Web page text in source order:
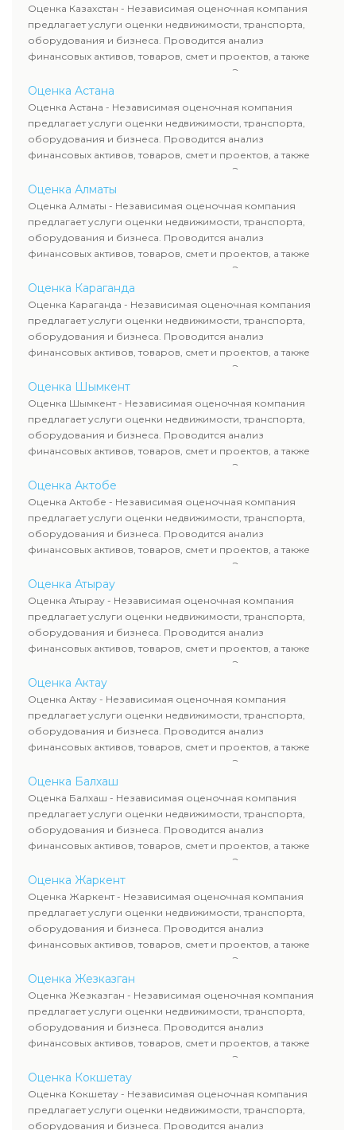
Оценка Казахстан - Независимая оценочная компания
предлагает услуги оценки недвижимости, транспорта,
оборудования и бизнеса. Проводится анализ
финансовых активов, товаров, смет и проектов, а также
оценка животных и недропользования. Эксперты
определяют рыночную стоимость имущества и
рассчитывают ущерб. Все отчеты соответствуют
требованиям законодательства и используются для
сделок, кредитования и судебных процессов.
Оценка Астана
Оценка Астана - Независимая оценочная компания
предлагает услуги оценки недвижимости, транспорта,
оборудования и бизнеса. Проводится анализ
финансовых активов, товаров, смет и проектов, а также
оценка животных и недропользования. Эксперты
определяют рыночную стоимость имущества и
рассчитывают ущерб. Все отчеты соответствуют
требованиям законодательства и используются для
сделок, кредитования и судебных процессов.
Оценка Алматы
Оценка Алматы - Независимая оценочная компания
предлагает услуги оценки недвижимости, транспорта,
оборудования и бизнеса. Проводится анализ
финансовых активов, товаров, смет и проектов, а также
оценка животных и недропользования. Эксперты
определяют рыночную стоимость имущества и
рассчитывают ущерб. Все отчеты соответствуют
требованиям законодательства и используются для
сделок, кредитования и судебных процессов.
Оценка Караганда
Оценка Караганда - Независимая оценочная компания
предлагает услуги оценки недвижимости, транспорта,
оборудования и бизнеса. Проводится анализ
финансовых активов, товаров, смет и проектов, а также
оценка животных и недропользования. Эксперты
определяют рыночную стоимость имущества и
рассчитывают ущерб. Все отчеты соответствуют
требованиям законодательства и используются для
сделок, кредитования и судебных процессов.
Оценка Шымкент
Оценка Шымкент - Независимая оценочная компания
предлагает услуги оценки недвижимости, транспорта,
оборудования и бизнеса. Проводится анализ
финансовых активов, товаров, смет и проектов, а также
оценка животных и недропользования. Эксперты
определяют рыночную стоимость имущества и
рассчитывают ущерб. Все отчеты соответствуют
требованиям законодательства и используются для
сделок, кредитования и судебных процессов.
Оценка Актобе
Оценка Актобе - Независимая оценочная компания
предлагает услуги оценки недвижимости, транспорта,
оборудования и бизнеса. Проводится анализ
финансовых активов, товаров, смет и проектов, а также
оценка животных и недропользования. Эксперты
определяют рыночную стоимость имущества и
рассчитывают ущерб. Все отчеты соответствуют
требованиям законодательства и используются для
сделок, кредитования и судебных процессов.
Оценка Атырау
Оценка Атырау - Независимая оценочная компания
предлагает услуги оценки недвижимости, транспорта,
оборудования и бизнеса. Проводится анализ
финансовых активов, товаров, смет и проектов, а также
оценка животных и недропользования. Эксперты
определяют рыночную стоимость имущества и
рассчитывают ущерб. Все отчеты соответствуют
требованиям законодательства и используются для
сделок, кредитования и судебных процессов.
Оценка Актау
Оценка Актау - Независимая оценочная компания
предлагает услуги оценки недвижимости, транспорта,
оборудования и бизнеса. Проводится анализ
финансовых активов, товаров, смет и проектов, а также
оценка животных и недропользования. Эксперты
определяют рыночную стоимость имущества и
рассчитывают ущерб. Все отчеты соответствуют
требованиям законодательства и используются для
сделок, кредитования и судебных процессов.
Оценка Балхаш
Оценка Балхаш - Независимая оценочная компания
предлагает услуги оценки недвижимости, транспорта,
оборудования и бизнеса. Проводится анализ
финансовых активов, товаров, смет и проектов, а также
оценка животных и недропользования. Эксперты
определяют рыночную стоимость имущества и
рассчитывают ущерб. Все отчеты соответствуют
требованиям законодательства и используются для
сделок, кредитования и судебных процессов.
Оценка Жаркент
Оценка Жаркент - Независимая оценочная компания
предлагает услуги оценки недвижимости, транспорта,
оборудования и бизнеса. Проводится анализ
финансовых активов, товаров, смет и проектов, а также
оценка животных и недропользования. Эксперты
определяют рыночную стоимость имущества и
рассчитывают ущерб. Все отчеты соответствуют
требованиям законодательства и используются для
сделок, кредитования и судебных процессов.
Оценка Жезказган
Оценка Жезказган - Независимая оценочная компания
предлагает услуги оценки недвижимости, транспорта,
оборудования и бизнеса. Проводится анализ
финансовых активов, товаров, смет и проектов, а также
оценка животных и недропользования. Эксперты
определяют рыночную стоимость имущества и
рассчитывают ущерб. Все отчеты соответствуют
требованиям законодательства и используются для
сделок, кредитования и судебных процессов.
Оценка Кокшетау
Оценка Кокшетау - Независимая оценочная компания
предлагает услуги оценки недвижимости, транспорта,
оборудования и бизнеса. Проводится анализ